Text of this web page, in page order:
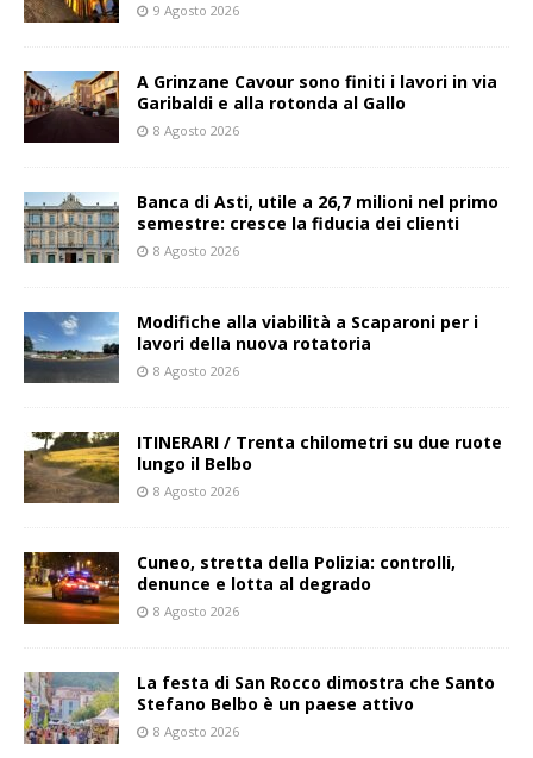
9 Agosto 2026
A Grinzane Cavour sono finiti i lavori in via
Garibaldi e alla rotonda al Gallo
8 Agosto 2026
Banca di Asti, utile a 26,7 milioni nel primo
semestre: cresce la fiducia dei clienti
8 Agosto 2026
Modifiche alla viabilità a Scaparoni per i
lavori della nuova rotatoria
8 Agosto 2026
ITINERARI / Trenta chilometri su due ruote
lungo il Belbo
8 Agosto 2026
Cuneo, stretta della Polizia: controlli,
denunce e lotta al degrado
8 Agosto 2026
La festa di San Rocco dimostra che Santo
Stefano Belbo è un paese attivo
8 Agosto 2026